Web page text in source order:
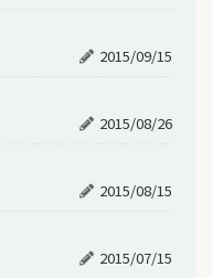
2015/09/15
2015/08/26
2015/08/15
2015/07/15